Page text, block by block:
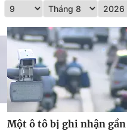
Một ô tô bị ghi nhận gần